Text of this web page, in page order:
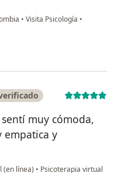
• Visita Psicología •
muy cómoda,
empatica y
(en línea) • Psicoterapia virtual